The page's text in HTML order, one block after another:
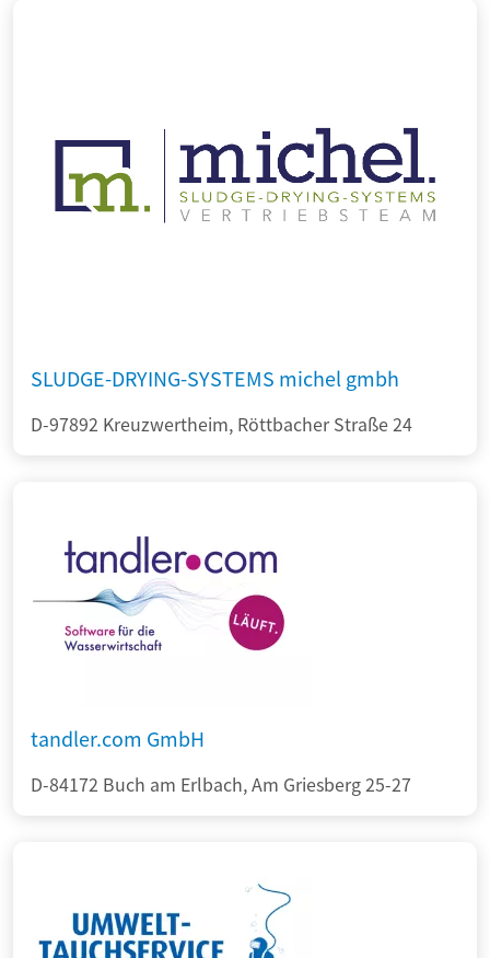
SLUDGE-DRYING-SYSTEMS michel gmbh
D-97892 Kreuzwertheim, Röttbacher Straße 24
tandler.com GmbH
D-84172 Buch am Erlbach, Am Griesberg 25-27